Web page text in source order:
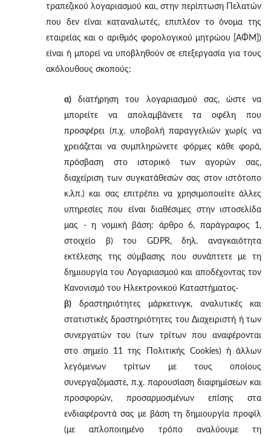
τραπεζικού λογαριασμού και, στην περίπτωση Πελατών
που δεν είναι καταναλωτές, επιπλέον το όνομα της
εταιρείας και ο αριθμός φορολογικού μητρώου [ΑΦΜ])
είναι ή μπορεί να υποβληθούν σε επεξεργασία για τους
ακόλουθους σκοπούς:
α) διατήρηση του λογαριασμού σας, ώστε να
μπορείτε να απολαμβάνετε τα οφέλη που
προσφέρει (π.χ. υποβολή παραγγελιών χωρίς να
χρειάζεται να συμπληρώνετε φόρμες κάθε φορά,
πρόσβαση στο ιστορικό των αγορών σας,
διαχείριση των συγκατάθεσών σας στον ιστότοπο
κ.λπ.) και σας επιτρέπει να χρησιμοποιείτε άλλες
υπηρεσίες που είναι διαθέσιμες στην ιστοσελίδα
μας - η νομική βάση: άρθρο 6, παράγραφος 1,
στοιχείο β) του GDPR, δηλ. αναγκαιότητα
εκτέλεσης της σύμβασης που συνάπτετε με τη
δημιουργία του Λογαριασμού και αποδέχοντας τον
Κανονισμό του Ηλεκτρονικού Καταστήματος·
β) δραστηριότητες μάρκετινγκ, αναλυτικές και
στατιστικές δραστηριότητες του Διαχειριστή ή των
συνεργατών του (των τρίτων που αναφέρονται
στο σημείο 11 της Πολιτικής Cookies) ή άλλων
λεγόμενων τρίτων με τους οποίους
συνεργαζόμαστε, π.χ. παρουσίαση διαφημίσεων και
προσφορών, προσαρμοσμένων επίσης στα
ενδιαφέροντά σας με βάση τη δημιουργία προφίλ
(με απλοποιημένο τρόπο αναλύουμε τη